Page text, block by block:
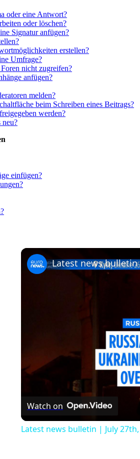
oder eine Antwort?
oder löschen?
Signatur anfügen?
erstellen?
Umfrage?
nicht zugreifen?
anfügen?
melden?
beim Schreiben eines Beitrags?
werden?
neu?
einfügen?
Latest news
Watch on
Latest news bulletin | July